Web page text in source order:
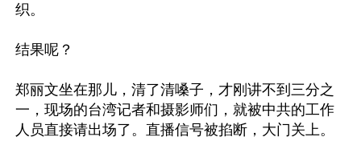
织。
结果呢？
郑丽文坐在那儿，清了清嗓子，才刚讲不到三分之
一，现场的台湾记者和摄影师们，就被中共的工作
人员直接请出场了。直播信号被掐断，大门关上。